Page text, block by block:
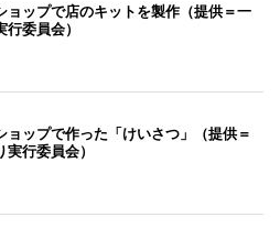
ョップで店のキットを製作（提供＝一
委員会）
ョップで作った「けいさつ」（提供＝
行委員会）